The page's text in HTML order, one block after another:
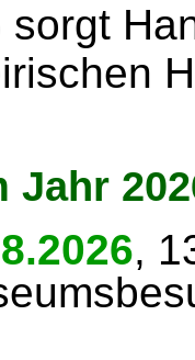
sorgt
Jahr
,